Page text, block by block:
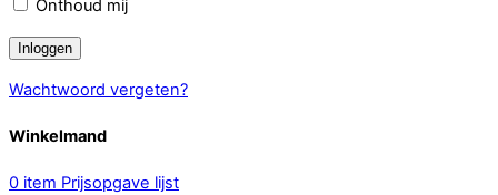
Onthoud mij
Wachtwoord vergeten?
Winkelmand
0 item Prijsopgave lijst